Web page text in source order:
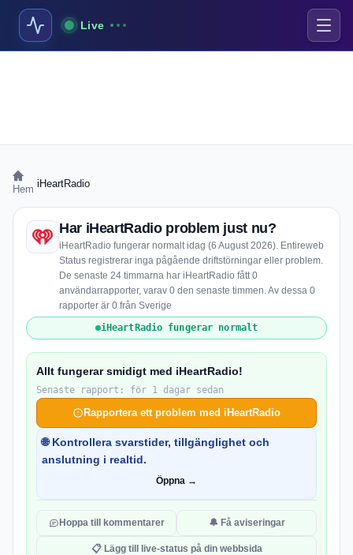
Live
Hem iHeartRadio
Har iHeartRadio problem just nu?
iHeartRadio fungerar normalt idag (6 August 2026). Entireweb
Status registrerar inga pågående driftstörningar eller problem.
De senaste 24 timmarna har iHeartRadio fått 0
användarrapporter, varav 0 den senaste timmen. Av dessa 0
rapporter är 0 från Sverige
iHeartRadio fungerar normalt
Allt fungerar smidigt med iHeartRadio!
Senaste rapport: för 1 dagar sedan
Rapportera ett problem med iHeartRadio
🌐 Kontrollera svarstider, tillgänglighet och
anslutning i realtid.
Öppna →
Hoppa till kommentarer 🔔 Få aviseringar
📋 Lägg till live-status på din webbsida